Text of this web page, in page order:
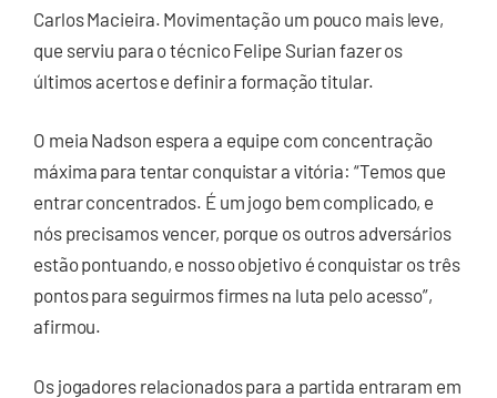
Carlos Macieira. Movimentação um pouco mais leve,
que serviu para o técnico Felipe Surian fazer os
últimos acertos e definir a formação titular.
O meia Nadson espera a equipe com concentração
máxima para tentar conquistar a vitória: “Temos que
entrar concentrados. É um jogo bem complicado, e
nós precisamos vencer, porque os outros adversários
estão pontuando, e nosso objetivo é conquistar os três
pontos para seguirmos firmes na luta pelo acesso”,
afirmou.
Os jogadores relacionados para a partida entraram em